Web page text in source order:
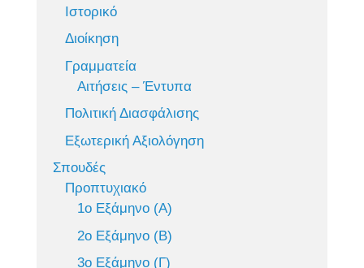
Ιστορικό
Διοίκηση
Γραμματεία
Αιτήσεις – Έντυπα
Πολιτική Διασφάλισης
Εξωτερική Αξιολόγηση
Σπουδές
Προπτυχιακό
1ο Εξάμηνο (Α)
2ο Εξάμηνο (Β)
3ο Εξάμηνο (Γ)